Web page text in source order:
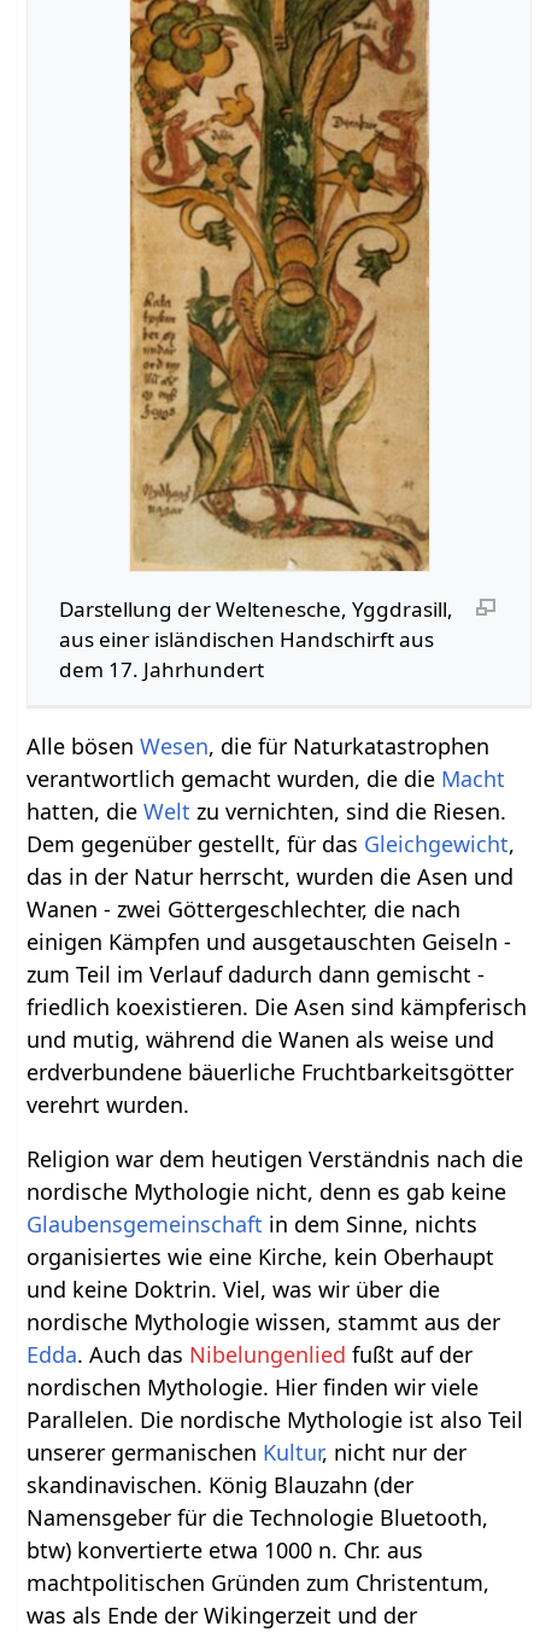
Darstellung der Weltenesche, Yggdrasill,
aus einer isländischen Handschirft aus
dem 17. Jahrhundert
Alle bösenWesen, die für Naturkatastrophen
verantwortlich gemacht wurden, die die Macht
hatten, dieWelt zu vernichten, sind die Riesen.
Dem gegenüber gestellt, für das Gleichgewicht,
das in der Natur herrscht, wurden die Asen und
Wanen - zwei Göttergeschlechter, die nach
einigen Kämpfen und ausgetauschten Geiseln -
zum Teil im Verlauf dadurch dann gemischt -
friedlich koexistieren. Die Asen sind kämpferisch
und mutig, während die Wanen als weise und
erdverbundene bäuerliche Fruchtbarkeitsgötter
verehrt wurden.
Religion war dem heutigen Verständnis nach die
nordische Mythologie nicht, denn es gab keine
Glaubensgemeinschaft in dem Sinne, nichts
organisiertes wie eine Kirche, kein Oberhaupt
und keine Doktrin. Viel, was wir über die
nordische Mythologie wissen, stammt aus der
Edda. Auch das Nibelungenlied fußt auf der
nordischen Mythologie. Hier finden wir viele
Parallelen. Die nordische Mythologie ist also Teil
unserer germanischen Kultur, nicht nur der
skandinavischen. König Blauzahn (der
Namensgeber für die Technologie Bluetooth,
btw) konvertierte etwa 1000 n. Chr. aus
machtpolitischen Gründen zum Christentum,
was als Ende der Wikingerzeit und der